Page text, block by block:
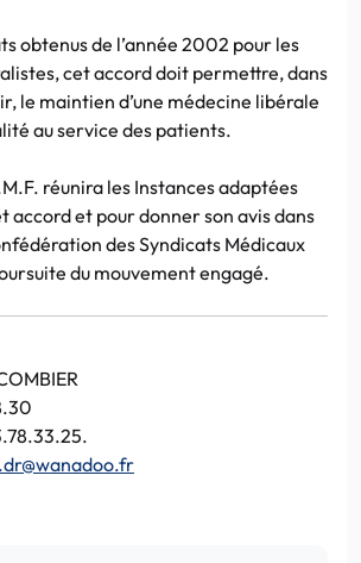
obtenus de l’année 2002 pour les
cet accord doit permettre, dans
le maintien d’une médecine libérale
au service des patients.
réunira les Instances adaptées
accord et pour donner son avis dans
des Syndicats Médicaux
du mouvement engagé.